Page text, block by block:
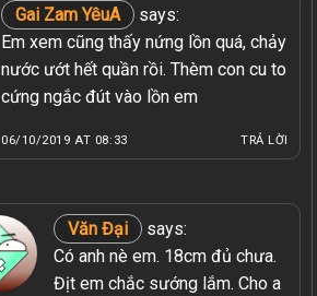
Gai Zam YêuA
says:
Em xem cũng thấy nứng lồn quá, chảy
nước ướt hết quần rồi. Thèm con cu to
cứng ngắc đút vào lồn em
06/10/2019 AT 08:33 TRẢ LỜI
Văn Đại
says:
Có anh nè em. 18cm đủ chưa.
Địt em chắc sướng lắm. Cho a